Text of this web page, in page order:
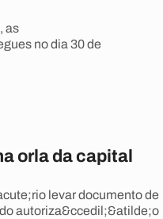
as
no dia 30 de
orla da capital
levar documento de
autoriza&ccedil;&atilde;o